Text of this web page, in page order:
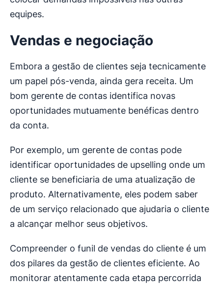
equipes.
Vendas e negociação
Embora a gestão de clientes seja tecnicamente
um papel pós-venda, ainda gera receita. Um
bom gerente de contas identifica novas
oportunidades mutuamente benéficas dentro
da conta.
Por exemplo, um gerente de contas pode
identificar oportunidades de upselling onde um
cliente se beneficiaria de uma atualização de
produto. Alternativamente, eles podem saber
de um serviço relacionado que ajudaria o cliente
a alcançar melhor seus objetivos.
Compreender o funil de vendas do cliente é um
dos pilares da gestão de clientes eficiente. Ao
monitorar atentamente cada etapa percorrida